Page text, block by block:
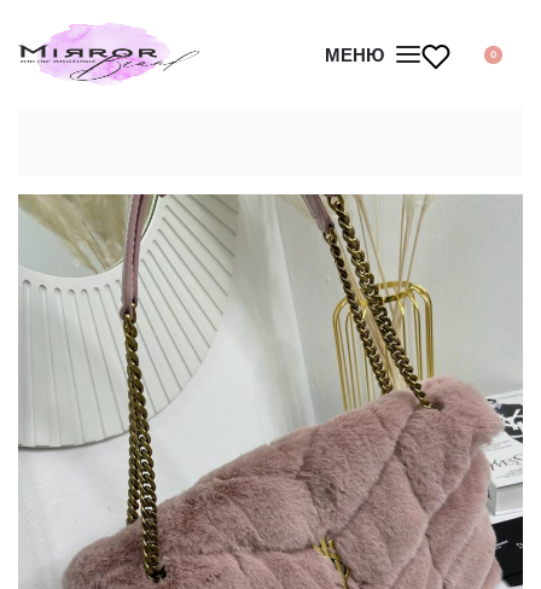
МЕНЮ 0